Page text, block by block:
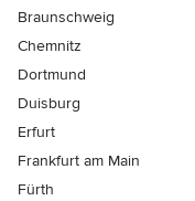
Braunschweig
Chemnitz
Dortmund
Duisburg
Erfurt
Frankfurt am Main
Fürth